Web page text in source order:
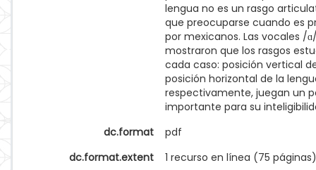
lengua no es un rasgo
que preocuparse cuando es
por mexicanos. Las vocales
mostraron que los rasgos
cada caso: posición vertical
posición horizontal de la
respectivamente, juegan un
importante para su
dc.format
pdf
dc.format.extent
1 recurso en línea (75 páginas)